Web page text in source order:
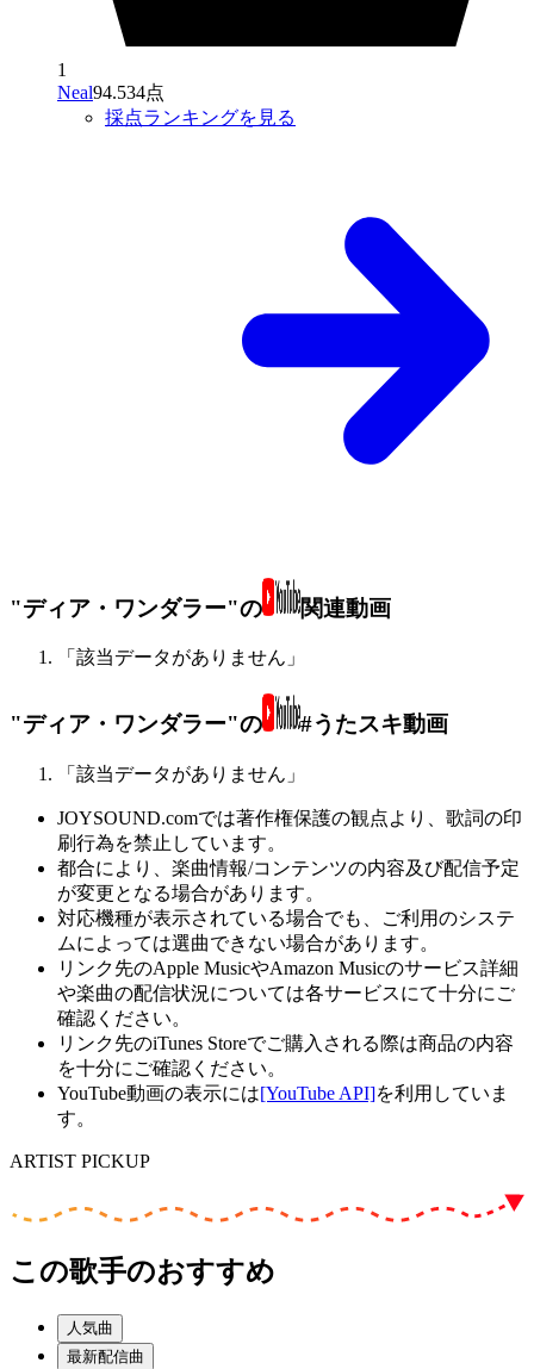
1
Neal94.534点
採点ランキングを見る
"ディア・ワンダラー"の 関連動画
「該当データがありません」
"ディア・ワンダラー"の #うたスキ動画
「該当データがありません」
JOYSOUND.comでは著作権保護の観点より、歌詞の印
刷行為を禁止しています。
都合により、楽曲情報/コンテンツの内容及び配信予定
が変更となる場合があります。
対応機種が表示されている場合でも、ご利用のシステ
ムによっては選曲できない場合があります。
リンク先のApple MusicやAmazon Musicのサービス詳細
や楽曲の配信状況については各サービスにて十分にご
確認ください。
リンク先のiTunes Storeでご購入される際は商品の内容
を十分にご確認ください。
YouTube動画の表示には[YouTube API]を利用していま
す。
ARTIST PICKUP
この歌手のおすすめ
人気曲
最新配信曲